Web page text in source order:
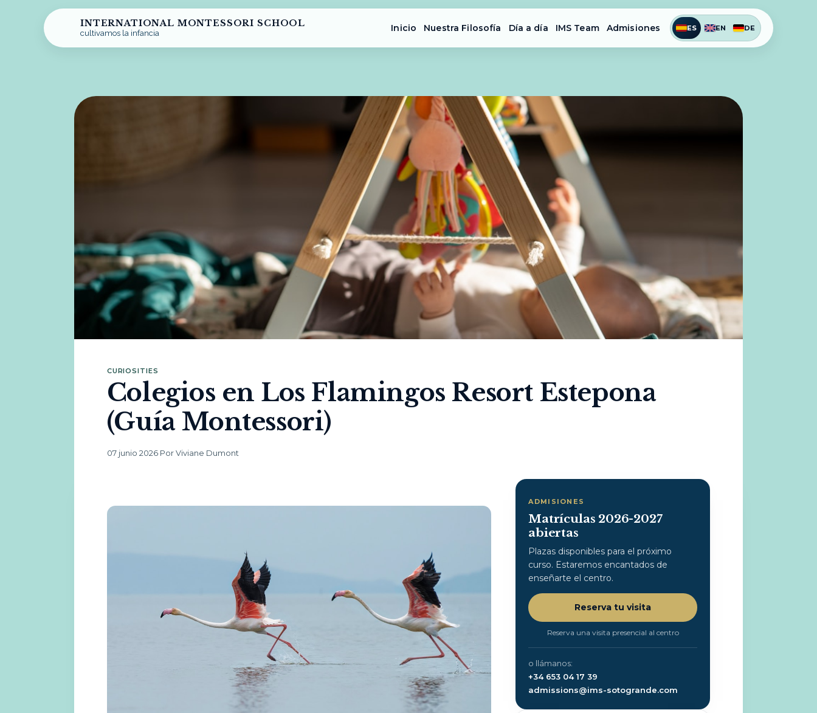
INTERNATIONAL MONTESSORI SCHOOL
cultivamos la infancia Inicio Nuestra Filosofía Día a día IMS Team Admisiones ES EN DE
CURIOSITIES
Colegios en Los Flamingos Resort Estepona
(Guía Montessori)
07 junio 2026·Por Viviane Dumont
ADMISIONES
Matrículas 2026-2027
abiertas
Plazas disponibles para el próximo
curso. Estaremos encantados de
enseñarte el centro.
Reserva tu visita
Reserva una visita presencial al centro
o llámanos:
+34 653 04 17 39
admissions@ims-sotogrande.com